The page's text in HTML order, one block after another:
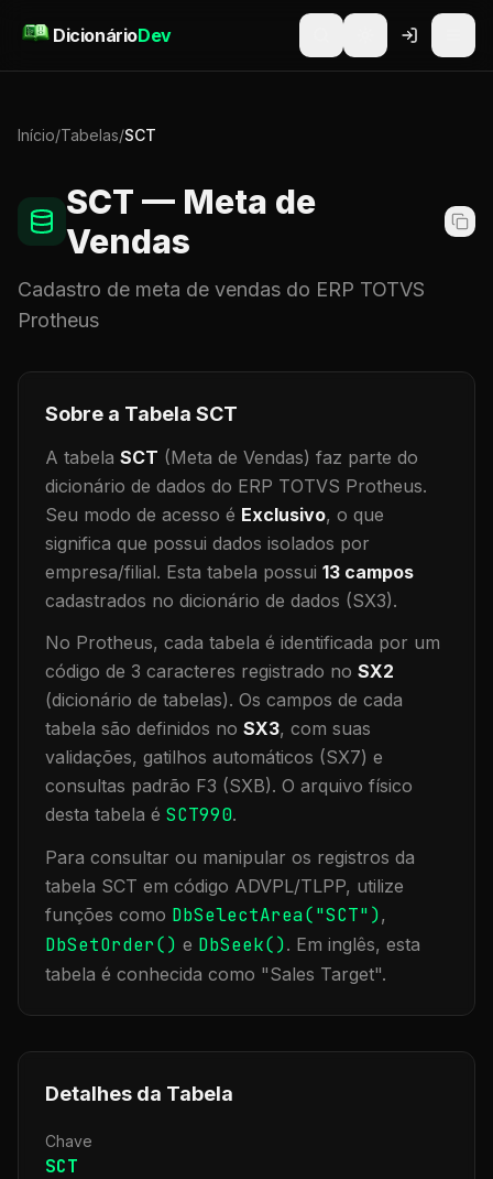
DicionárioDev
Início/Tabelas/SCT
SCT — Meta de
Vendas
Cadastro de meta de vendas do ERP TOTVS
Protheus
Sobre a Tabela SCT
A tabela SCT (Meta de Vendas) faz parte do
dicionário de dados do ERP TOTVS Protheus.
Seu modo de acesso é Exclusivo, o que
significa que possui dados isolados por
empresa/filial. Esta tabela possui 13 campos
cadastrados no dicionário de dados (SX3).
No Protheus, cada tabela é identificada por um
código de 3 caracteres registrado no SX2
(dicionário de tabelas). Os campos de cada
tabela são definidos no SX3, com suas
validações, gatilhos automáticos (SX7) e
consultas padrão F3 (SXB). O arquivo físico
desta tabela é SCT990.
Para consultar ou manipular os registros da
tabela SCT em código ADVPL/TLPP, utilize
funções como DbSelectArea("SCT"),
DbSetOrder() e DbSeek(). Em inglês, esta
tabela é conhecida como "Sales Target".
Detalhes da Tabela
Chave
SCT